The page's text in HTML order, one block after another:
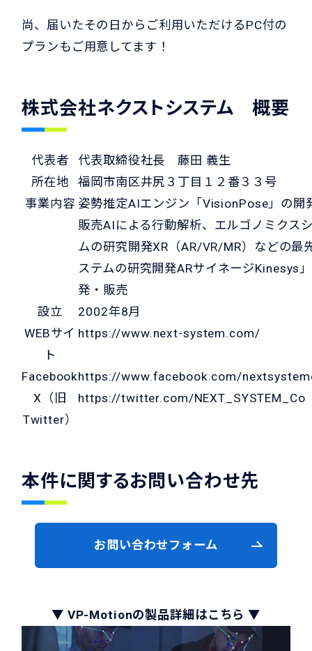
尚、届いたその日からご利用いただけるPC付の
プランもご用意してます！
株式会社ネクストシステム 概要
代表者
代表取締役社長 藤田 義生
所在地
福岡市南区井尻３丁目１２番３３号
事業内容 姿勢推定AIエンジン「VisionPose」の開
販売AIによる行動解析、エルゴノミクス
ムの研究開発XR（AR/VR/MR）などの最
ステムの研究開発ARサイネージKinesys
発・販売
設立
2002年8月
WEBサイ
ト
https://www.next-system.com/
Facebookhttps://www.facebook.com/
X（旧
Twitter）
https://twitter.com/NEXT_SYSTEM_Co
本件に関するお問い合わせ先
お問い合わせフォーム
▼ VP-Motionの製品詳細はこちら ▼